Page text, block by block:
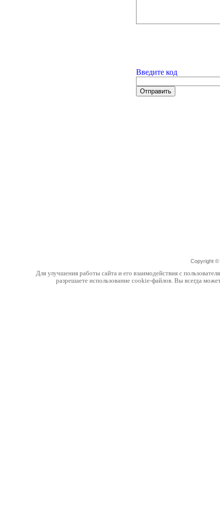
Введите код
Copyright ©
Для улучшения работы сайта и его взаимодействия с
разрешаете использование cookie-файлов. Вы всегда